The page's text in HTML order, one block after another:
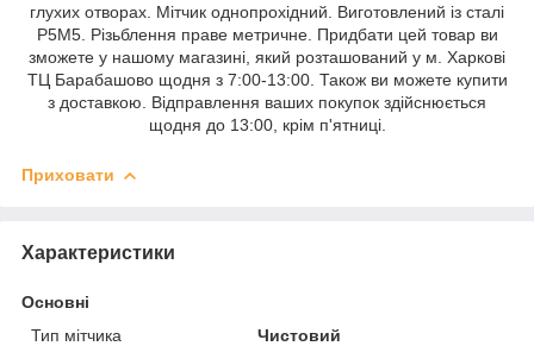
глухих отворах. Мітчик однопрохідний. Виготовлений із сталі
Р5М5. Різьблення праве метричне. Придбати цей товар ви
зможете у нашому магазині, який розташований у м. Харкові
ТЦ Барабашово щодня з 7:00-13:00. Також ви можете купити
з доставкою. Відправлення ваших покупок здійснюється
щодня до 13:00, крім п'ятниці.
Приховати
Характеристики
Основні
Тип мітчика
Чистовий